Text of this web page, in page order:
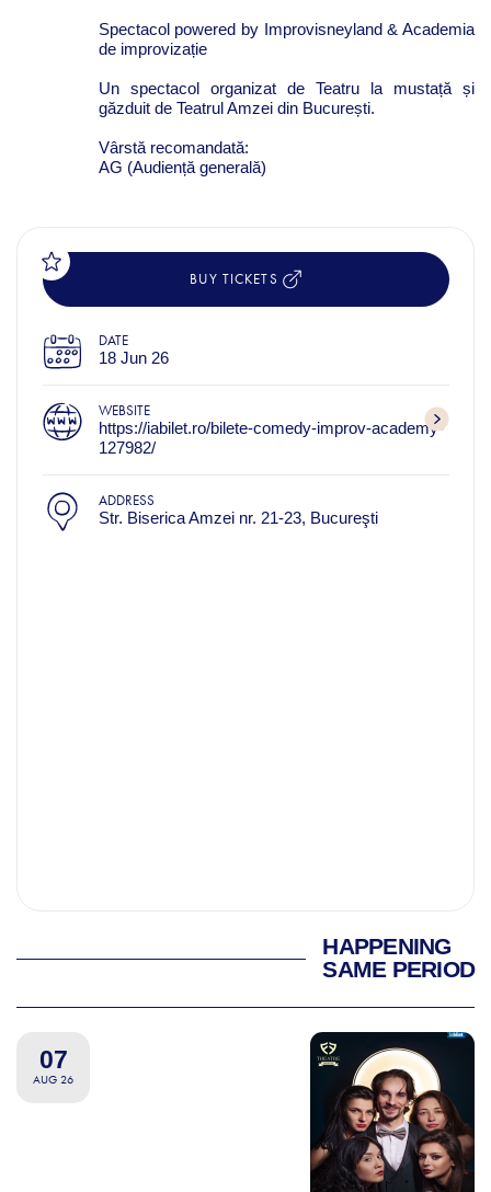
Spectacol powered by Improvisneyland & Academia
de improvizație
Un spectacol organizat de Teatru la mustață și
găzduit de Teatrul Amzei din București.
Vârstă recomandată:
AG (Audiență generală)
BUY TICKETS
DATE
18 Jun 26
WEBSITE
https://iabilet.ro/bilete-comedy-improv-academy-
127982/
ADDRESS
Str. Biserica Amzei nr. 21-23, Bucureşti
HAPPENING
SAME PERIOD
07
AUG 26